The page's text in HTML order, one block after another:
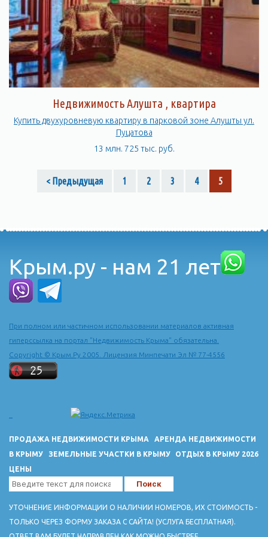
Здесь есть все необходимое для того, чтобы провести время
с удовольствием и насладиться красотами Крыма.
Недвижимость Алушта , квартира
Купить двухуровневую квартиру в парковой зоне Алушты ул.
Пуцатова
13 млн. 725 тыс. руб.
< Предыдущая 1 2 3 4 5
Крым.ру - нам 21 лет
При полном или частичном использовании материалов активная
гиперссылка на портал "Недвижимость Крыма" обязательна.
Copyright © Крым.Ру 2005. Лицензия Минпечати Эл № 77-4556
ПРОДАЖА НЕДВИЖИМОСТИ КРЫМА
АРЕНДА НЕДВИЖИМОСТИ
В КРЫМУ
ЗЕМЕЛЬНЫЕ УЧАСТКИ В КРЫМУ
ОТДЫХ В КРЫМУ 2026
ЦЕНЫ
УТОЧНЕНИЕ ИНФОРМАЦИИ О НАЛИЧИИ НОМЕРОВ, ИХ СТОИМОСТЬ -
ТОЛЬКО ЧЕРЕЗ ФОРМУ ЗАКАЗА С САЙТА! (УСЛУГА БЕСПЛАТНАЯ).